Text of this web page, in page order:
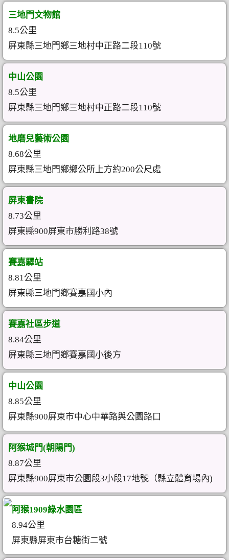
三地門文物館
8.5公里
屏東縣三地門鄉三地村中正路二段110號
中山公園
8.5公里
屏東縣三地門鄉三地村中正路二段110號
地磨兒藝術公園
8.68公里
屏東縣三地門鄉鄉公所上方約200公尺處
屏東書院
8.73公里
屏東縣900屏東市勝利路38號
賽嘉驛站
8.81公里
屏東縣三地門鄉賽嘉國小內
賽嘉社區步道
8.84公里
屏東縣三地門鄉賽嘉國小後方
中山公園
8.85公里
屏東縣900屏東市中心中華路與公園路口
阿猴城門(朝陽門)
8.87公里
屏東縣900屏東市公園段3小段17地號（縣立體育場內)
阿猴1909綠水園區
8.94公里
屏東縣屏東市台糖街二號